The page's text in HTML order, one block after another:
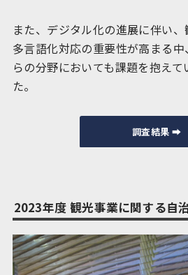
また、デジタル化の進展に伴い、
多言語化対応の重要性が高まる
らの分野においても課題を抱え
た。
調査結果 ➡︎
2023年度 観光事業に関する自